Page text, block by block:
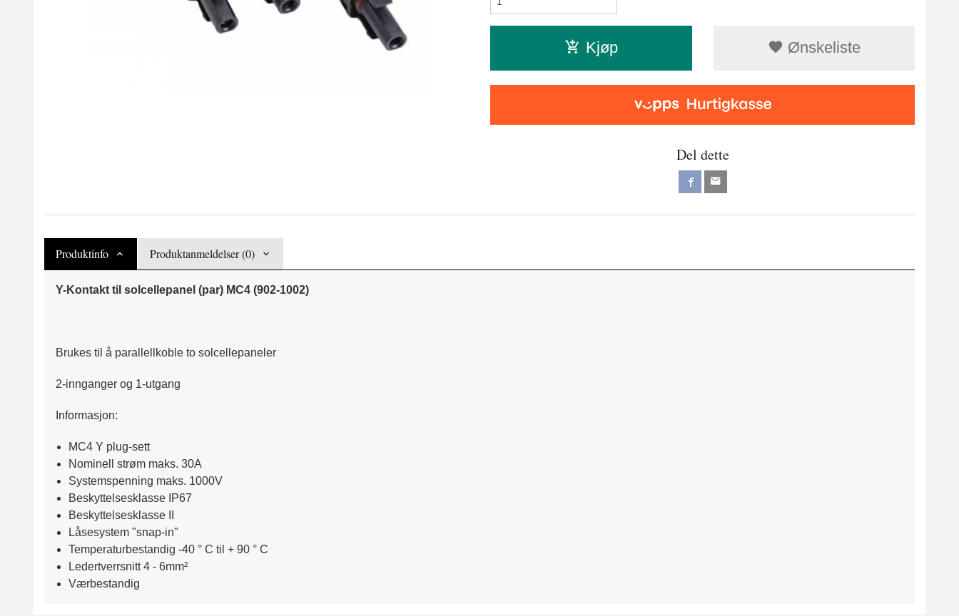
Kjøp Ønskeliste
Del dette
Produktinfo Produktanmeldelser (0)
Y-Kontakt til solcellepanel (par) MC4 (902-1002)
Brukes til å parallellkoble to solcellepaneler
2-innganger og 1-utgang
Informasjon:
MC4 Y plug-sett
Nominell strøm maks. 30A
Systemspenning maks. 1000V
Beskyttelsesklasse IP67
Beskyttelsesklasse II
Låsesystem "snap-in"
Temperaturbestandig -40 ° C til + 90 ° C
Ledertverrsnitt 4 - 6mm²
Værbestandig